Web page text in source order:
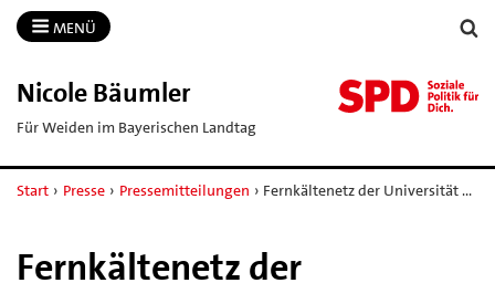
MENÜ
Nicole Bäumler
Für Weiden im Bayerischen Landtag
Start › Presse › Pressemitteilungen › Fernkältenetz der Universität …
Fernkältenetz der